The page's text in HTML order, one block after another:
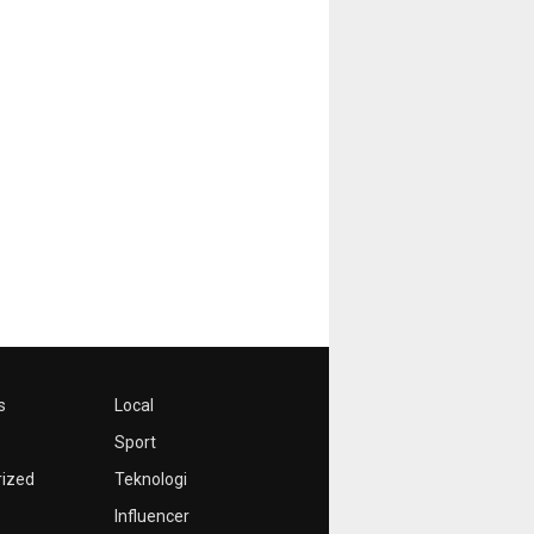
Local
Sport
Teknologi
Influencer